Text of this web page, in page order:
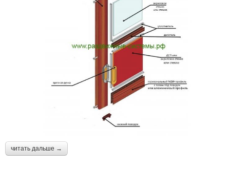
читать дальше →